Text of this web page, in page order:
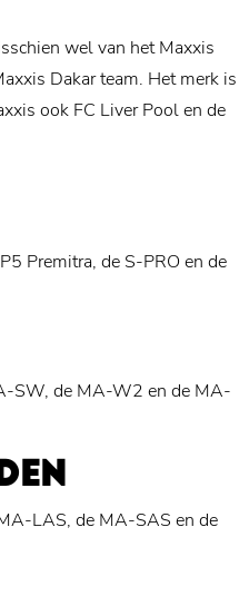
wel van het Maxxis
Dakar team. Het merk is
ook FC Liver Pool en de
Premitra, de S-PRO en de
SW, de MA-W2 en de MA-
LAS, de MA-SAS en de